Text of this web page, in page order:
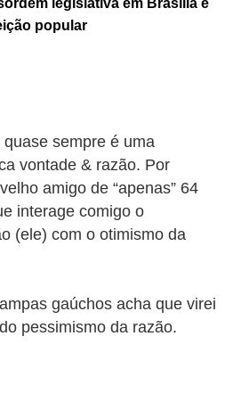
legislativa em Brasília e
popular
sempre é uma
vontade & razão. Por
amigo de “apenas” 64
interage comigo o
(ele) com o otimismo da
gaúchos acha que virei
pessimismo da razão.